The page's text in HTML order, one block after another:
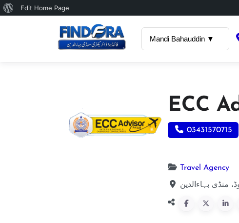
About
Edit Home Page
Mandi Bahauddin ▼
ECC
03431570715
Travel Agency
منڈی بہاءالدین